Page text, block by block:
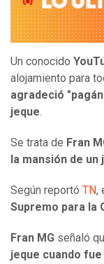
Un conocido
alojamiento para
agradeció
jeque.
Se trata de Fran
la mansión de
Según reportó TN,
Supremo para la
Fran MG señaló
jeque cuando